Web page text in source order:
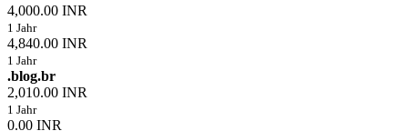
4,000.00 INR
1 Jahr
4,840.00 INR
1 Jahr
.blog.br
2,010.00 INR
1 Jahr
0.00 INR